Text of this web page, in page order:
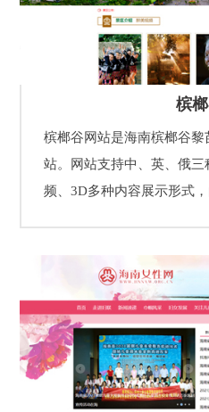
槟
槟榔谷网站是海南槟榔谷黎
站。网站支持中、英、俄
频、3D多种内容展示形式
文化遗产，提供海南槟榔
体验、游玩攻略、在线购
全方位的在线旅游服务功
苗文化旅游景区的品牌知